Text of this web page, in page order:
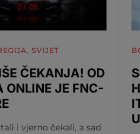
SVIJET
ČEKANJA! OD
ONLINE JE FNC-
i vjerno čekali, a sad